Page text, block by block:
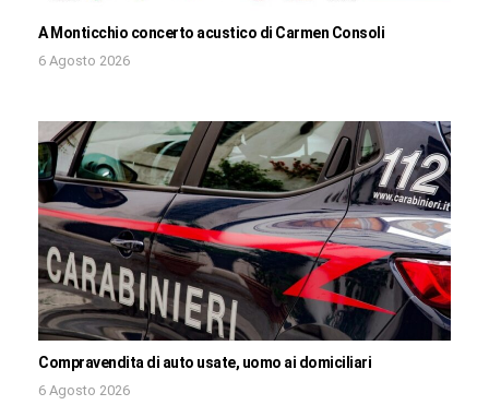
A Monticchio concerto acustico di Carmen Consoli
6 Agosto 2026
Compravendita di auto usate, uomo ai domiciliari
6 Agosto 2026